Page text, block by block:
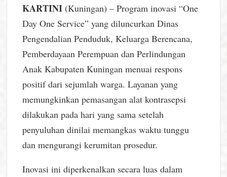
KARTINI (Kuningan) – Program inovasi “One
Day One Service” yang diluncurkan Dinas
Pengendalian Penduduk, Keluarga Berencana,
Pemberdayaan Perempuan dan Perlindungan
Anak Kabupaten Kuningan menuai respons
positif dari sejumlah warga. Layanan yang
memungkinkan pemasangan alat kontrasepsi
dilakukan pada hari yang sama setelah
penyuluhan dinilai memangkas waktu tunggu
dan mengurangi kerumitan prosedur.
Inovasi ini diperkenalkan secara luas dalam